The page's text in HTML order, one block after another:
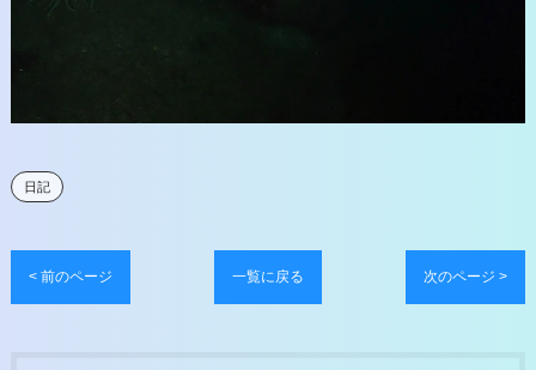
日記
< 前のページ 一覧に戻る 次のページ >